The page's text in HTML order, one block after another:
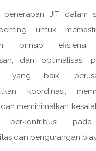
penerapan JIT dalam
untuk
prinsip efisiensi,
dan optimalisasi
yang baik,
koordinasi,
meminimalkan
berkontribusi pada
dan pengurangan